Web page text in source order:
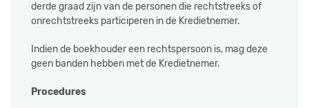
derde graad zijn van de personen die rechtstreeks of
onrechtstreeks participeren in de Kredietnemer.
Indien de boekhouder een rechtspersoon is, mag deze
geen banden hebben met de Kredietnemer.
Procedures